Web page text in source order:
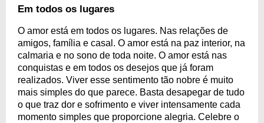
Em todos os lugares
O amor está em todos os lugares. Nas relações de
amigos, família e casal. O amor está na paz interior, na
calmaria e no sono de toda noite. O amor está nas
conquistas e em todos os desejos que já foram
realizados. Viver esse sentimento tão nobre é muito
mais simples do que parece. Basta desapegar de tudo
o que traz dor e sofrimento e viver intensamente cada
momento simples que proporcione alegria. Celebre o